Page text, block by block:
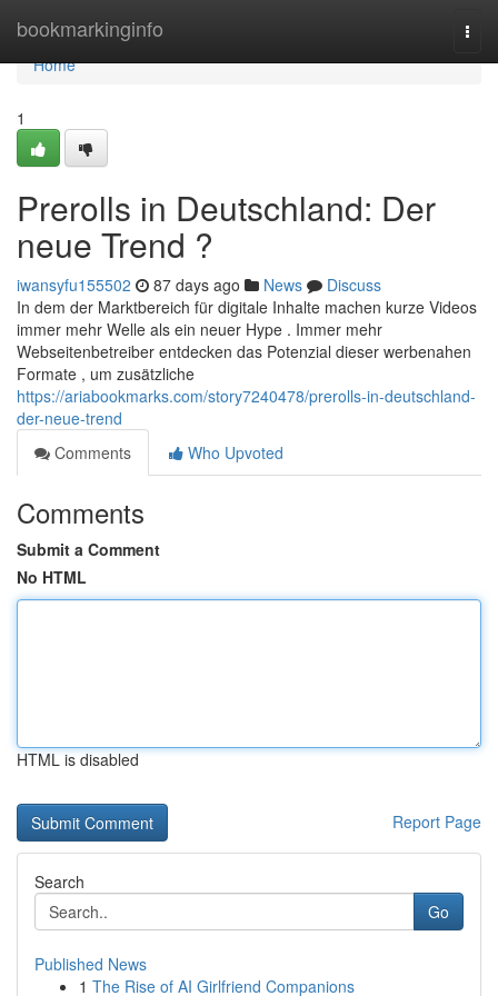
bookmarkinginfo
Home
Home
1
Prerolls in Deutschland: Der
neue Trend ?
iwansyfu155502 87 days ago News
Discuss
In dem der Marktbereich für digitale Inhalte machen kurze Videos
immer mehr Welle als ein neuer Hype . Immer mehr
Webseitenbetreiber entdecken das Potenzial dieser werbenahen
Formate , um zusätzliche
https://ariabookmarks.com/story7240478/prerolls-in-deutschland-
der-neue-trend
Comments
Who Upvoted
Comments
Submit a Comment
No HTML
HTML is disabled
Report Page
Search
Go
Published News
1 The Rise of AI Girlfriend Companions